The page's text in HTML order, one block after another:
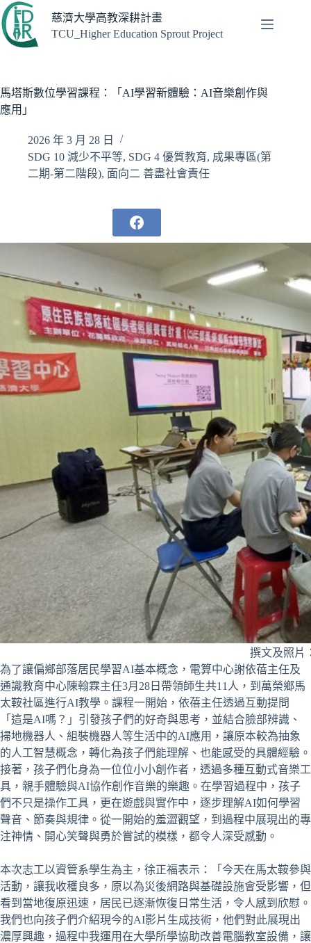
跳
至
主
容
慈濟大學高教深耕計畫
TCU_Higher Education Sprout Project
馬塔斯數位學習課程：「AI學習新體驗：AI音樂創作與
應用」
2026 年 3 月 28 日
SDG 10 減少不平等, SDG 4 優質教育, 成果專區(第
二期-第二階段), 面向二 善盡社會責任
撰文及照片
為了讓偏鄉部落居民學習AI基本概念，電算中心謝依蓓主任及
通識教育中心陳翰霖主任3月28日帶領師生共11人，到萬榮鄉馬
太鞍社區進行AI教學。課程一開始，依蓓主任透過互動提問
「這是AI嗎？」引發孩子們的好奇與思考，並結合臉部辨識、
掃地機器人、組裝機器人等生活中的AI應用，讓原本較為抽象
的人工智慧概念，轉化為孩子們能理解、也能感受的具體經驗。
接著，孩子們化身為一位位小小創作者，透過多種互動式音樂工
具，親手體驗與AI協作創作音樂的樂趣。在學習過程中，孩子
們不只是操作工具，更在遊戲與實作中，逐步理解AI如何學習
聲音、節奏與規律。從一開始的羞澀觀望，到過程中展現出的專
注神情、開心笑聲與勇於嘗試的模樣，都令人深受感動。
本次志工以資管系學生為主，徐正福表示：「今天在馬太鞍參與
活動，讓我收穫良多，原以為災後網路與基礎設施會受影響，但
看到當地復原迅速，居民已逐漸恢復日常生活，令人感到欣慰。
我們也向孩子們介紹現今的AI影片生成技術，他們對此展現出
濃厚興趣，過程中我運用在大學所學協助改善電腦教室設備，讓